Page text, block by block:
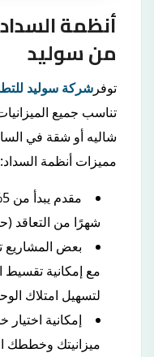
أنظمة
من سوليد
توفر شركة سوليد
تناسب جميع
شاليه أو شقة في
مميزات أنظمة السداد:
شهرًا من
لتسهيل امتلاك
إمكانية
ميزانيتك وخططك